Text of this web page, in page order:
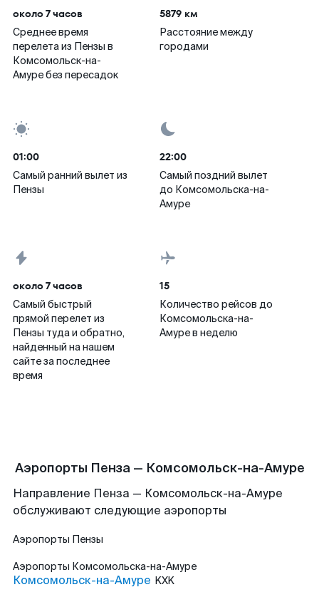
около 7 часов
Среднее время
перелета из Пензы в
Комсомольск-на-
Амуре без пересадок
5879 км
Расстояние между
городами
01:00
Самый ранний вылет из
Пензы
22:00
Самый поздний вылет
до Комсомольска-на-
Амуре
около 7 часов
Самый быстрый
прямой перелет из
Пензы туда и обратно,
найденный на нашем
сайте за последнее
время
15
Количество рейсов до
Комсомольска-на-
Амуре в неделю
Аэропорты Пенза — Комсомольск-на-Амуре
Направление Пенза — Комсомольск-на-Амуре
обслуживают следующие аэропорты
Аэропорты Пензы
Аэропорты Комсомольска-на-Амуре
Комсомольск-на-Амуре KXK